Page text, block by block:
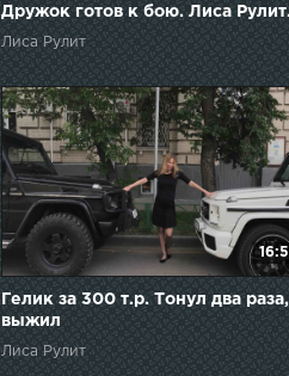
Дружок готов к бою. Лиса
Лиса Рулит
Гелик за 300 т.р. Тонул два
выжил
Лиса Рулит